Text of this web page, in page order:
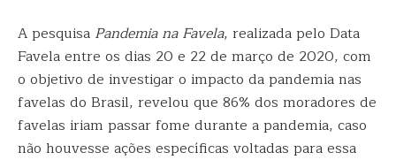
A pesquisa Pandemia na Favela, realizada pelo Data
Favela entre os dias 20 e 22 de março de 2020, com
o objetivo de investigar o impacto da pandemia nas
favelas do Brasil, revelou que 86% dos moradores de
favelas iriam passar fome durante a pandemia, caso
não houvesse ações específicas voltadas para essa